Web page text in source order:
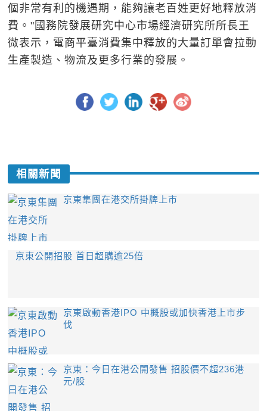
個非常有利的機遇期，能夠讓老百姓更好地釋放消
費。"國務院發展研究中心市場經濟研究所所長王
微表示，電商平臺消費集中釋放的大量訂單會拉動
生產製造、物流及更多行業的發展。
相關新聞
京東集團在港交所掛牌上市
京東公開招股 首日超購逾25倍
京東啟動香港IPO 中概股或加快香港上市步
伐
京東：今日在港公開發售 招股價不超236港
元/股